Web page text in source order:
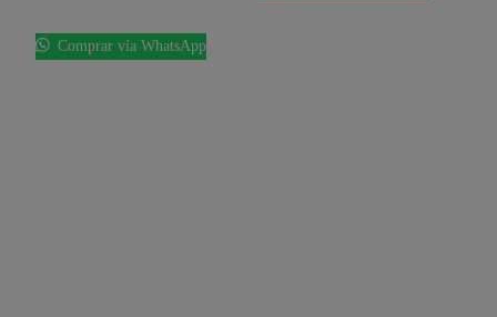
Comprar vía WhatsApp